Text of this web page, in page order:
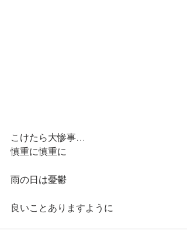
こけたら大惨事…
慎重に慎重に
雨の日は憂鬱
良いことありますように